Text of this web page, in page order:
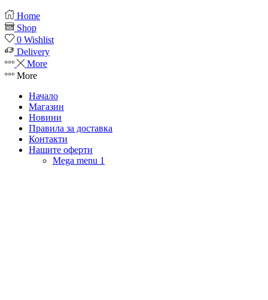
Home
Shop
0 Wishlist
Delivery
More
More
Начало
Магазин
Новини
Правила за доставка
Контакти
Нашите оферти
Mega menu 1